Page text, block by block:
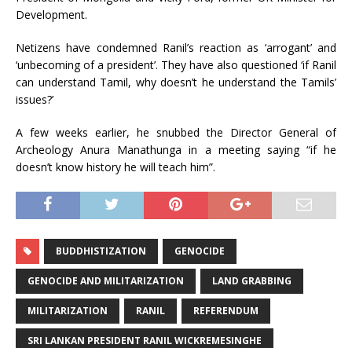
Development.
Netizens have condemned Ranil’s reaction as ‘arrogant’ and
‘unbecoming of a president’. They have also questioned ‘if Ranil
can understand Tamil, why doesn’t he understand the Tamils’
issues?’
A few weeks earlier, he snubbed the Director General of
Archeology Anura Manathunga in a meeting saying “if he
doesn’t know history he will teach him”.
BUDDHISTIZATION GENOCIDE
GENOCIDE AND MILITARIZATION LAND GRABBING
MILITARIZATION RANIL REFERENDUM
SRI LANKAN PRESIDENT RANIL WICKREMESINGHE